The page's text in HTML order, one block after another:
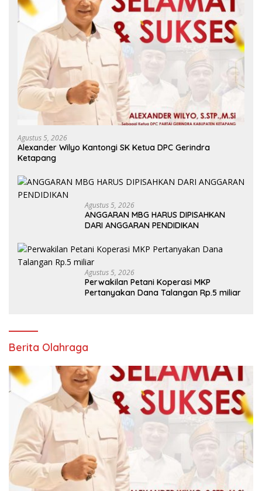
Agustus 5, 2026
Alexander Wilyo Kantongi SK Ketua DPC Gerindra
Ketapang
Agustus 5, 2026
ANGGARAN MBG HARUS DIPISAHKAN
DARI ANGGARAN PENDIDIKAN
Agustus 5, 2026
Perwakilan Petani Koperasi MKP
Pertanyakan Dana Talangan Rp.5 miliar
Berita Olahraga